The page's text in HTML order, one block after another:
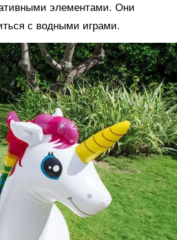
элементами. Они
с водными играми.